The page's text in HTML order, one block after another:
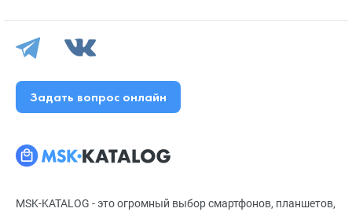
MSK-KATALOG - это огромный выбор смартфонов, планшетов,
Задать вопрос онлайн